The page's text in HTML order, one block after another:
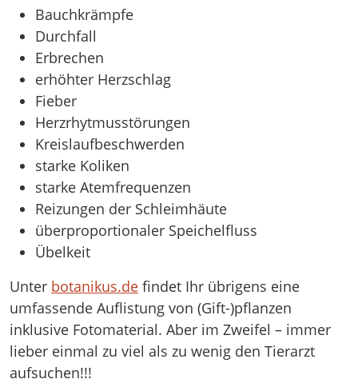
Bauchkrämpfe
Durchfall
Erbrechen
erhöhter Herzschlag
Fieber
Herzrhytmusstörungen
Kreislaufbeschwerden
starke Koliken
starke Atemfrequenzen
Reizungen der Schleimhäute
überproportionaler Speichelfluss
Übelkeit
Unter botanikus.de findet Ihr übrigens eine
umfassende Auflistung von (Gift-)pflanzen
inklusive Fotomaterial. Aber im Zweifel – immer
lieber einmal zu viel als zu wenig den Tierarzt
aufsuchen!!!